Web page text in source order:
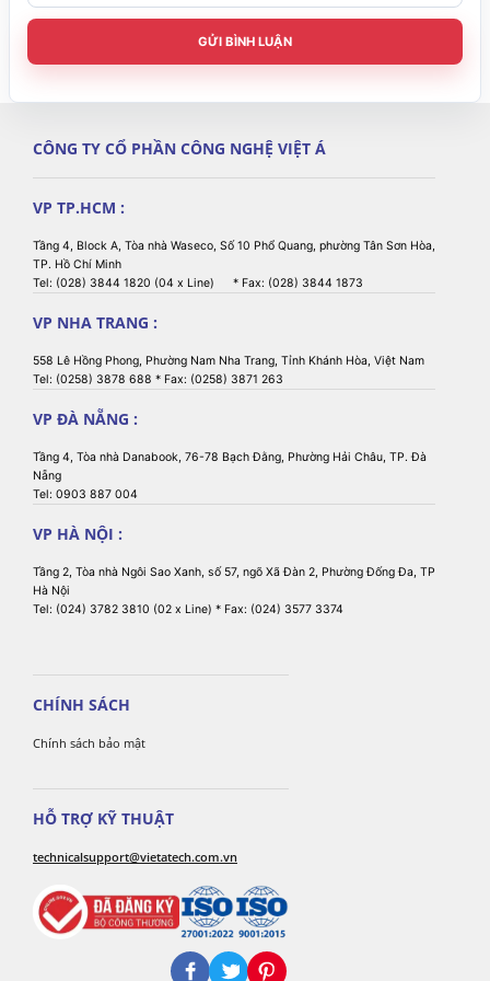
GỬI BÌNH LUẬN
CÔNG TY CỔ PHẦN CÔNG NGHỆ VIỆT Á
VP TP.HCM :
Tầng 4, Block A, Tòa nhà Waseco, Số 10 Phổ Quang, phường Tân Sơn Hòa,
TP. Hồ Chí Minh
Tel: (028) 3844 1820 (04 x Line) * Fax: (028) 3844 1873
VP NHA TRANG :
558 Lê Hồng Phong, Phường Nam Nha Trang, Tỉnh Khánh Hòa, Việt Nam
Tel: (0258) 3878 688 * Fax: (0258) 3871 263
VP ĐÀ NẴNG :
Tầng 4, Tòa nhà Danabook, 76-78 Bạch Đằng, Phường Hải Châu, TP. Đà
Nẵng
Tel: 0903 887 004
VP HÀ NỘI :
Tầng 2, Tòa nhà Ngôi Sao Xanh, số 57, ngõ Xã Đàn 2, Phường Đống Đa, TP
Hà Nội
Tel: (024) 3782 3810 (02 x Line) * Fax: (024) 3577 3374
CHÍNH SÁCH
Chính sách bảo mật
HỖ TRỢ KỸ THUẬT
technicalsupport@vietatech.com.vn